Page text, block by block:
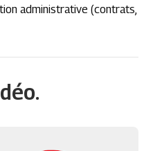
administrative (contrats,